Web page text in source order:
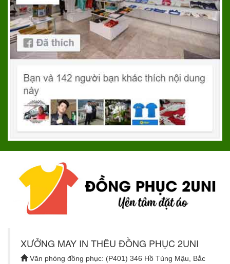
XƯỞNG MAY IN THÊU ĐỒNG PHỤC 2UNI
Văn phòng đồng phục: (P401) 346 Hồ Tùng Mậu, Bắc